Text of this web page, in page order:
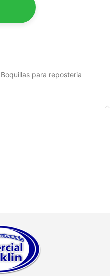
Boquillas para reposteria